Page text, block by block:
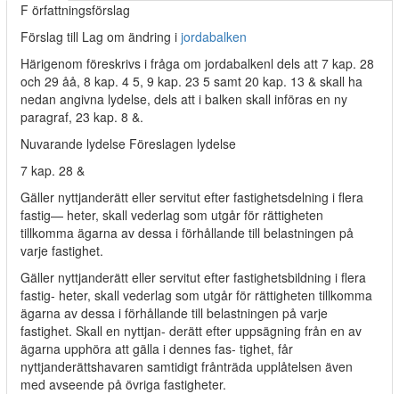
F örfattningsförslag
Förslag till Lag om ändring i jordabalken
Härigenom föreskrivs i fråga om jordabalkenl dels att 7 kap. 28
och 29 åå, 8 kap. 4 5, 9 kap. 23 5 samt 20 kap. 13 & skall ha
nedan angivna lydelse, dels att i balken skall införas en ny
paragraf, 23 kap. 8 &.
Nuvarande lydelse Föreslagen lydelse
7 kap. 28 &
Gäller nyttjanderätt eller servitut efter fastighetsdelning i flera
fastig— heter, skall vederlag som utgår för rättigheten
tillkomma ägarna av dessa i förhållande till belastningen på
varje fastighet.
Gäller nyttjanderätt eller servitut efter fastighetsbildning i flera
fastig- heter, skall vederlag som utgår för rättigheten tillkomma
ägarna av dessa i förhållande till belastningen på varje
fastighet. Skall en nyttjan- derätt efter uppsägning från en av
ägarna upphöra att gälla i dennes fas- tighet, får
nyttjanderättshavaren samtidigt frånträda upplåtelsen även
med avseende på övriga fastigheter.